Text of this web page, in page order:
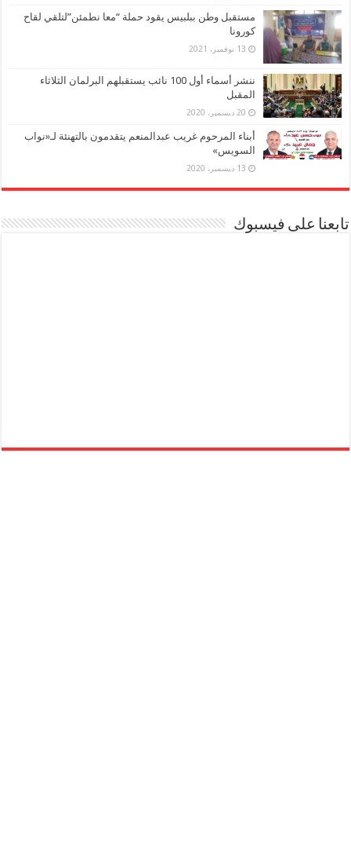
مستقبل وطن ببلبيس يقود حملة “معا نطمئن”لتلقي لقاح
كورونا
13 نوفمبر، 2021
ننشر أسماء أول 100 نائب يستقبلهم البرلمان الثلاثاء
المقبل
20 ديسمبر، 2020
أبناء المرحوم غريب عبدالمنعم يتقدمون بالتهنئة لـ«نواب
السويس»
13 ديسمبر، 2020
تابعنا على فيسبوك